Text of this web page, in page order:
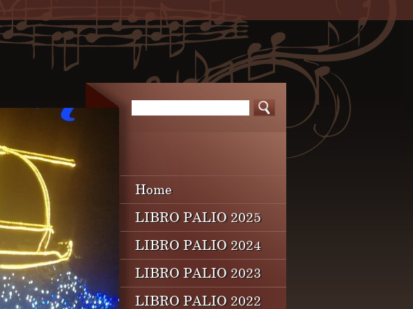
Home
LIBRO PALIO 2025
LIBRO PALIO 2024
LIBRO PALIO 2023
LIBRO PALIO 2022